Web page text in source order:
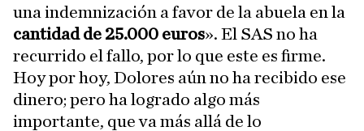
una indemnización a favor de la abuela en la
cantidad de 25.000 euros». El SAS no ha
recurrido el fallo, por lo que este es firme.
Hoy por hoy, Dolores aún no ha recibido ese
dinero; pero ha logrado algo más
importante, que va más allá de lo